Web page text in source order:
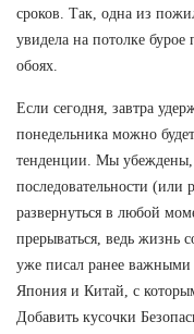
сроков. Так, одна из
увидела на потолке
обоях.
Если сегодня, завтра
понедельника можно
тенденции. Мы убеждены,
последовательности (или
развернуться в любой
прерываться, ведь жизнь
уже писал ранее важными
Япония и Китай, с
Добавить кусочки